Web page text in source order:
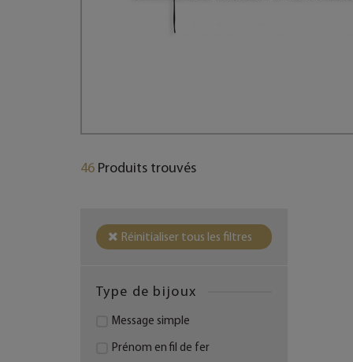
46 Produits trouvés
Réinitialiser tous les filtres
Type de bijoux
Message simple
Prénom en fil de fer